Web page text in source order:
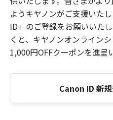
ようキヤノンがご支援いた
ID」のご登録をお願いいた
くと、キヤノンオンライン
1,000円OFFクーポンを進呈
Canon ID 新